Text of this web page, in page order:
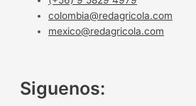
colombia@redagricola.com
mexico@redagricola.com
Siguenos: